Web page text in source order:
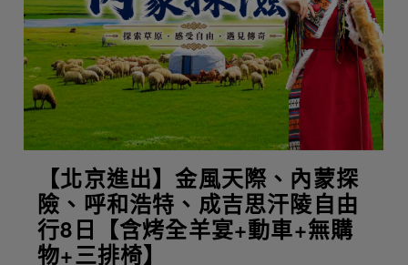
【北京進出】金風天際、內蒙探
險、呼和浩特、成吉思汗陵自由
行8日【含烤全羊宴+動車+無購
物+三排椅】